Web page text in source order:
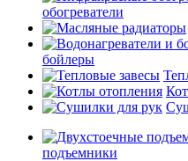
обогреватели
бойлеры
подъемники